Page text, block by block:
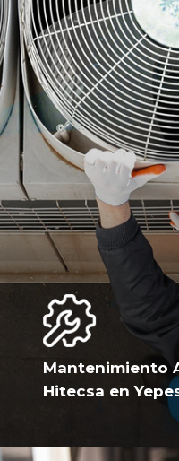
Mantenimiento
Hitecsa en